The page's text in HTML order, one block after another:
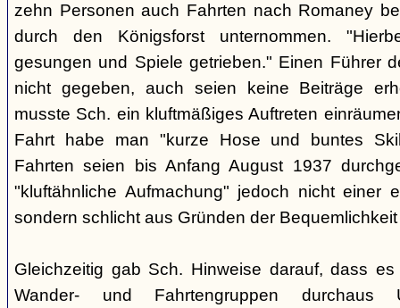
zehn Personen auch Fahrten nach Romaney
durch den Königsforst unternommen.
gesungen und Spiele getrieben." Einen Führer
nicht gegeben, auch seien keine Beiträge
musste Sch. ein kluftmäßiges Auftreten
Fahrt habe man "kurze Hose und buntes
Fahrten seien bis Anfang August 1937
"kluftähnliche Aufmachung" jedoch nicht einer
sondern schlicht aus Gründen der
Gleichzeitig gab Sch. Hinweise darauf, dass
Wander- und Fahrtengruppen durchaus